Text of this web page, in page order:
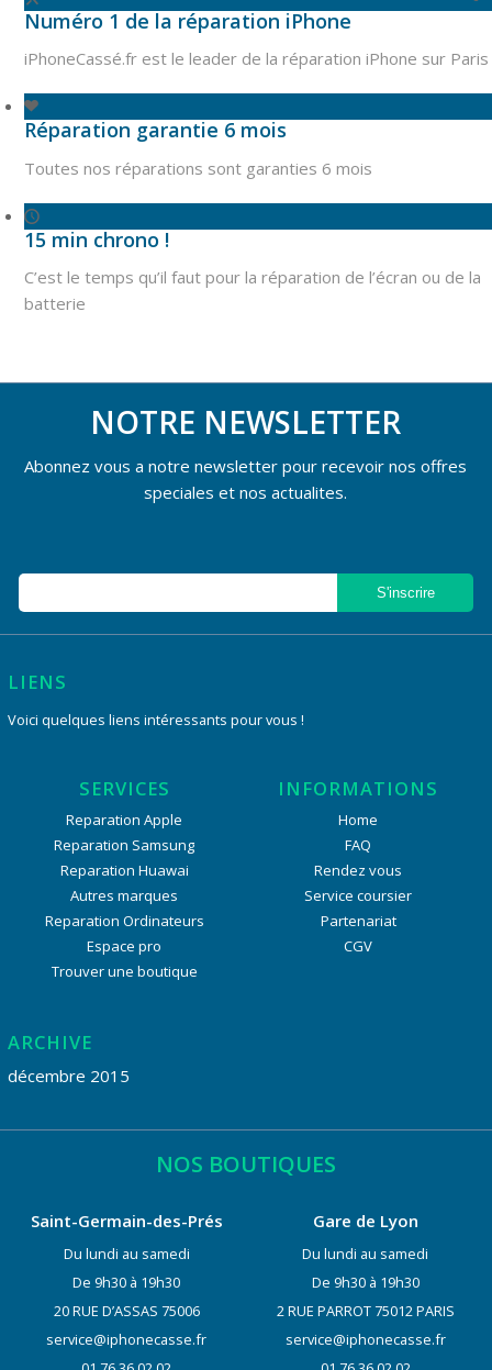
Numéro 1 de la réparation iPhone
iPhoneCassé.fr est le leader de la réparation iPhone sur Paris
Réparation garantie 6 mois
Toutes nos réparations sont garanties 6 mois
15 min chrono !
C’est le temps qu’il faut pour la réparation de l’écran ou de la
batterie
NOTRE NEWSLETTER
Abonnez vous a notre newsletter pour recevoir nos offres
speciales et nos actualites.
LIENS
Voici quelques liens intéressants pour vous !
SERVICES
Reparation Apple
Reparation Samsung
Reparation Huawai
Autres marques
Reparation Ordinateurs
Espace pro
Trouver une boutique
INFORMATIONS
Home
FAQ
Rendez vous
Service coursier
Partenariat
CGV
ARCHIVE
décembre 2015
NOS BOUTIQUES
Saint-Germain-des-Prés
Du lundi au samedi
De 9h30 à 19h30
20 RUE D’ASSAS 75006
service@iphonecasse.fr
Gare de Lyon
Du lundi au samedi
De 9h30 à 19h30
2 RUE PARROT 75012 PARIS
service@iphonecasse.fr